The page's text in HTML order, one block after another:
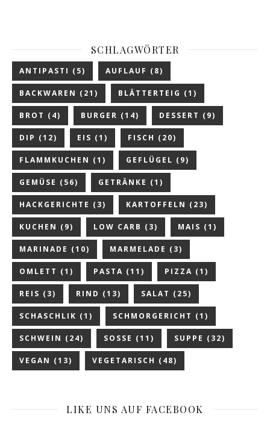
SCHLAGWÖRTER
ANTIPASTI (5) AUFLAUF (8)
BACKWAREN (21) BLÄTTERTEIG (1)
BROT (4) BURGER (14) DESSERT (9)
DIP (12) EIS (1) FISCH (20)
FLAMMKUCHEN (1) GEFLÜGEL (9)
GEMÜSE (56) GETRÄNKE (1)
HACKGERICHTE (3) KARTOFFELN (23)
KUCHEN (9) LOW CARB (3) MAIS (1)
MARINADE (10) MARMELADE (3)
OMLETT (1) PASTA (11) PIZZA (1)
REIS (3) RIND (13) SALAT (25)
SCHASCHLIK (1) SCHMORGERICHT (1)
SCHWEIN (24) SOSSE (11) SUPPE (32)
VEGAN (13) VEGETARISCH (48)
LIKE UNS AUF FACEBOOK